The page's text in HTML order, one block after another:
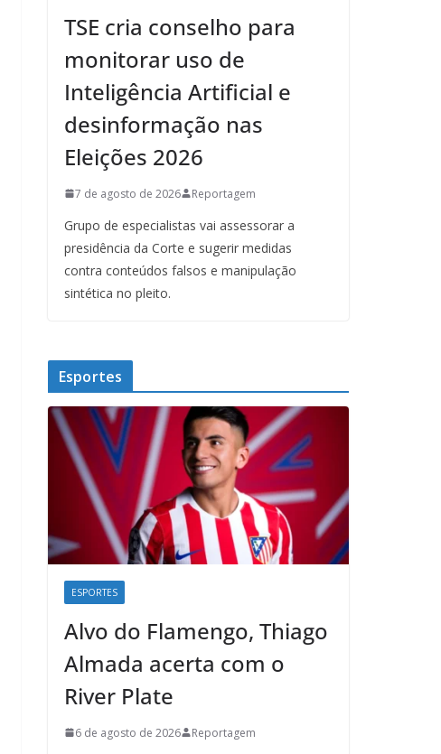
TSE cria conselho para
monitorar uso de
Inteligência Artificial e
desinformação nas
Eleições 2026
7 de agosto de 2026 Reportagem
Grupo de especialistas vai assessorar a
presidência da Corte e sugerir medidas
contra conteúdos falsos e manipulação
sintética no pleito.
Esportes
ESPORTES
Alvo do Flamengo, Thiago
Almada acerta com o
River Plate
6 de agosto de 2026 Reportagem